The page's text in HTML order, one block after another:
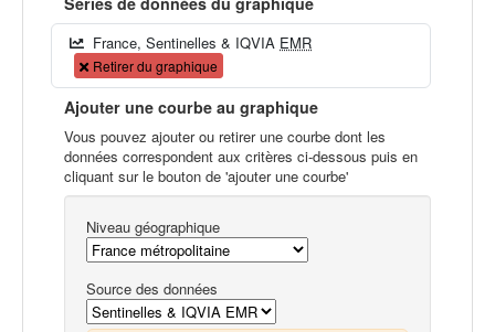
France, Sentinelles & IQVIA EMR
Retirer du graphique
Ajouter une courbe au graphique
Vous pouvez ajouter ou retirer une courbe dont les
données correspondent aux critères ci-dessous puis en
cliquant sur le bouton de 'ajouter une courbe'
Niveau géographique
Source des données